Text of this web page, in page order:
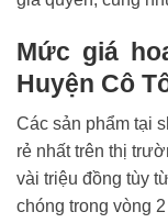
Mức giá
Huyện Cô
Các sản phẩm tại
rẻ nhất trên thị
vài triệu đồng tùy
chóng trong vòng